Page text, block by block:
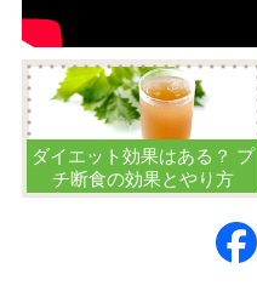
ダイエット効果はある？ プ
チ断食の効果とやり方